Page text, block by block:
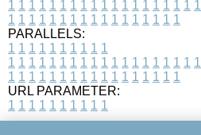
1 1 1 1 1 1 1 1 1 1 1 1 1 1 1 1 1 1 1
1 1 1 1 1 1 1 1 1 1 1 1 1 1 1 1 1
PARALLELS:
1 1 1 1 1 1 1 1 1 1
1 1 1 1 1 1 1 1 1 1 1 1 1 1 1 1 1 1 1
1 1 1 1 1 1 1 1 1 1 1 1 1 1 1 1 1
URL PARAMETER:
1 1 1 1 1 1 1 1 1 1